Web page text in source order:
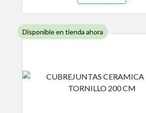
Disponible en tienda ahora